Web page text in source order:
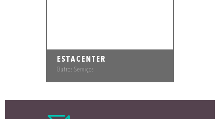
ESTACENTER
Outros Serviços